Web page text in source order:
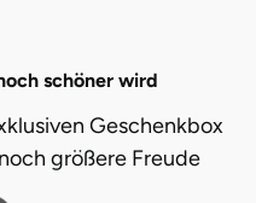
schöner wird
Geschenkbox
größere Freude